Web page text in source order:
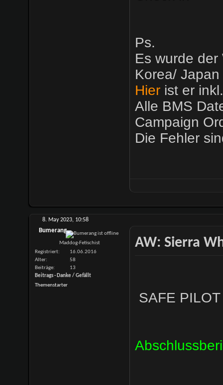
Ps.
Es wurde
Korea/
Hierist er
Alle BMS
Campaign
Die Fehler
8. May 2023, 10:58
Bumerang
Maddog-Fetischist
Registriert
16.06.2016
Alter
58
Beiträge
13
Beitrags - Danke / Gefällt
Themenstarter
AW: Sierra
SAFE